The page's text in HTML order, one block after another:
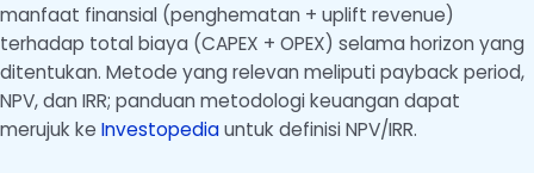
manfaat finansial (penghematan + uplift revenue)
terhadap total biaya (CAPEX + OPEX) selama horizon yang
ditentukan. Metode yang relevan meliputi payback period,
NPV, dan IRR; panduan metodologi keuangan dapat
merujuk ke Investopediauntuk definisi NPV/IRR.